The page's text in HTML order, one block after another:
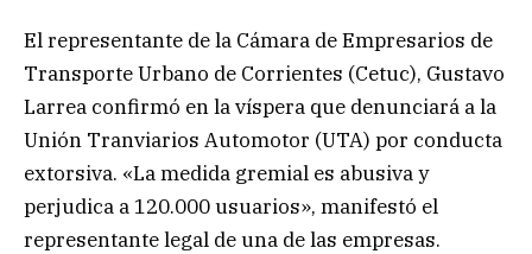
El representante de la Cámara de Empresarios de
Transporte Urbano de Corrientes (Cetuc), Gustavo
Larrea confirmó en la víspera que denunciará a la
Unión Tranviarios Automotor (UTA) por conducta
extorsiva. «La medida gremial es abusiva y
perjudica a 120.000 usuarios», manifestó el
representante legal de una de las empresas.